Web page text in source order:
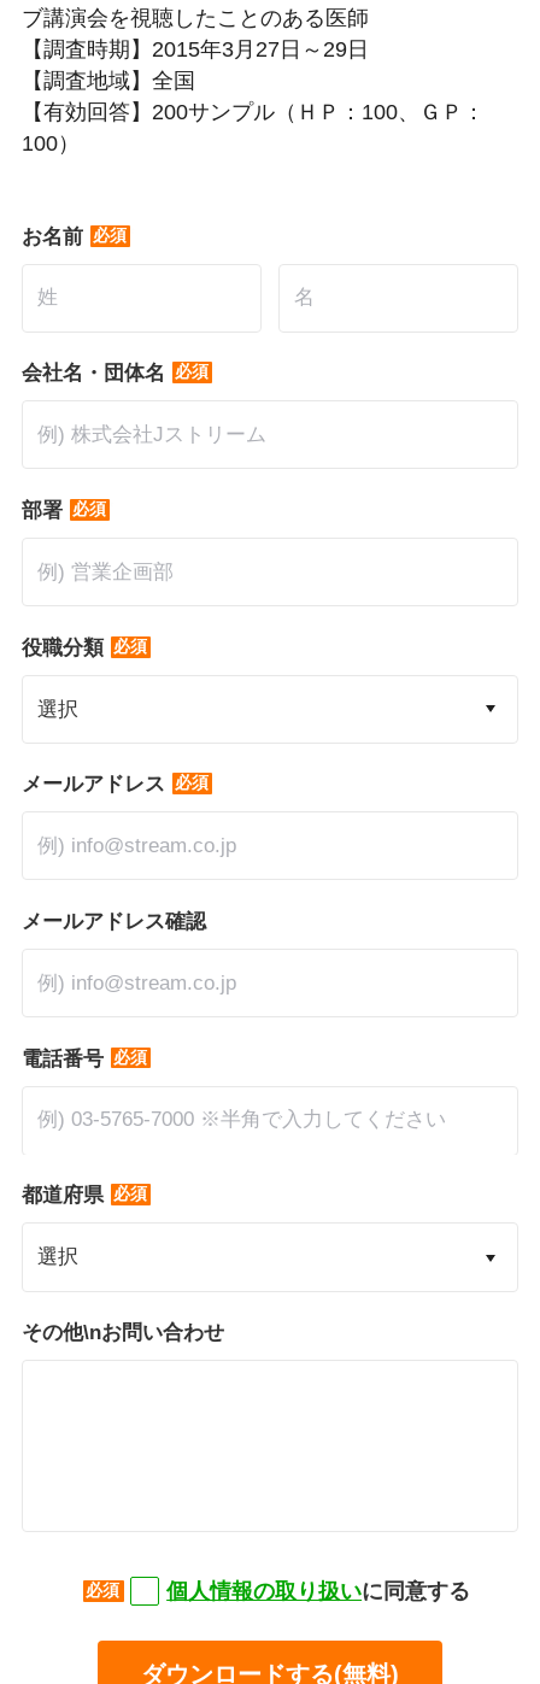
ブ講演会を視聴したことのある医師
【調査時期】2015年3月27日～29日
【調査地域】全国
【有効回答】200サンプル（ＨＰ：100、ＧＰ：
100）
*
お名前
*
会社名・団体名
*
部署
*
役職分類
*
メールアドレス
メールアドレス確認
*
電話番号
*
都道府県
その他\nお問い合わせ
* 個人情報の取り扱いに同意する
ダウンロードする(無料)